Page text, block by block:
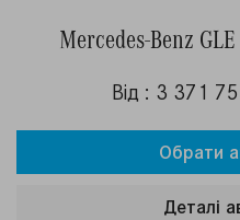
Mercedes-Benz
Від : 3 371
Обрати
Деталi